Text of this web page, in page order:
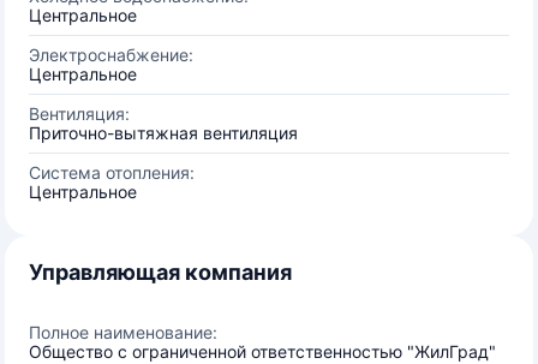
Центральное
Электроснабжение:
Центральное
Вентиляция:
Приточно-вытяжная вентиляция
Система отопления:
Центральное
Управляющая компания
Полное наименование:
Общество с ограниченной ответственностью "ЖилГрад"